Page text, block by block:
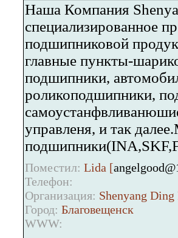
Наша Компания
специализированное
подшипниковой
главные пункты-
подшипники,
роликоподшипники,
управленя, и так
Поместил: Lida [
Телефон:
Организация: Shenyang Ding
Город: Благовещенск
WWW: